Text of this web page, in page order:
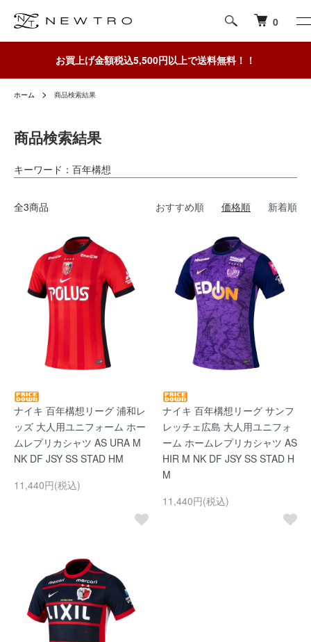
0
お買上げ金額税込5,500円以上で送料無料！！
ホーム 商品検索結果
商品検索結果
キーワード：百年構想
全3商品 おすすめ順 価格順 新着順
ナイキ 百年構想リーグ 浦和レ
ッズ 大人用ユニフォーム ホー
ムレプリカシャツ AS URA M
NK DF JSY SS STAD HM
11,440円(税込)
ナイキ 百年構想リーグ サンフ
レッチェ広島 大人用ユニフォ
ーム ホームレプリカシャツ AS
HIR M NK DF JSY SS STAD H
M
11,440円(税込)